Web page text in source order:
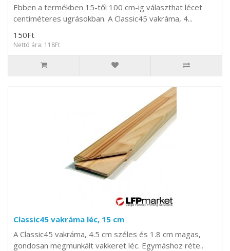
Ebben a termékben 15-től 100 cm-ig választhat lécet
centiméteres ugrásokban. A Classic45 vakráma, 4...
150Ft
Nettó ára: 118Ft
Classic45 vakráma léc, 15 cm
A Classic45 vakráma, 4.5 cm széles és 1.8 cm magas,
gondosan megmunkált vakkeret léc. Egymáshoz réte..